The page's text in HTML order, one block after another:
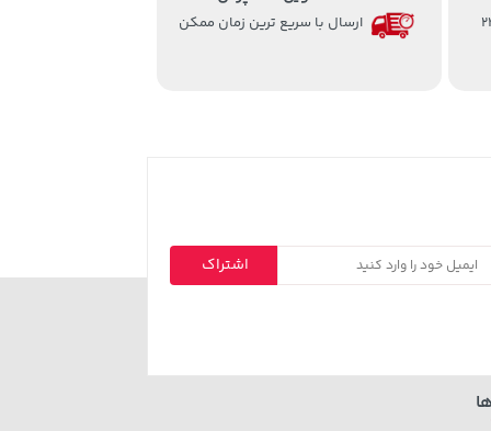
8 الی 24
ارسال با سریع ترین زمان ممکن
اشتراک